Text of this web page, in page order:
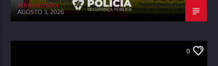
Administrador
AGOSTO 3, 2026
0